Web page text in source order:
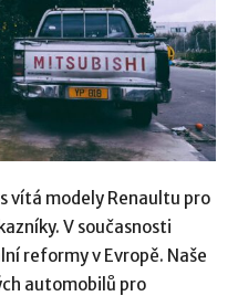
vítá modely Renaultu pro
V současnosti
reformy v Evropě. Naše
automobilů pro